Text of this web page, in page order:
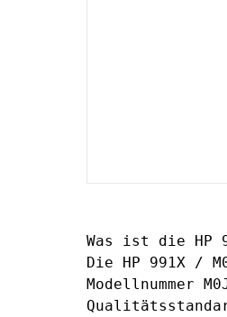
Was ist die HP
Die HP 991X /
Modellnummer